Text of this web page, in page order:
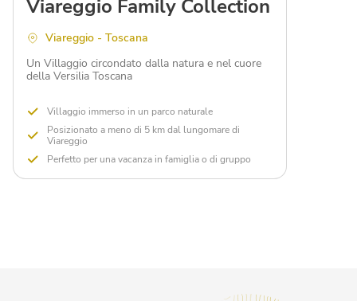
Viareggio Family Collection
Viareggio - Toscana
Un Villaggio circondato dalla natura e nel cuore
della Versilia Toscana
Villaggio immerso in un parco naturale
Posizionato a meno di 5 km dal lungomare di
Viareggio
Perfetto per una vacanza in famiglia o di gruppo